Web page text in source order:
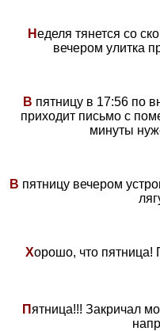
Неделя тянется со
вечером улитка
В пятницу в 17:56 по
приходит письмо с
минуты
В пятницу вечером
Хорошо, что пятница!
П ятница!!! Закричал